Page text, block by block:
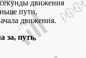
движения
пути,
движения.
за, путь,